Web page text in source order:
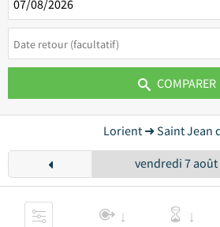
COMPARER
Lorient ➜ Saint Jean
vendredi 7 août